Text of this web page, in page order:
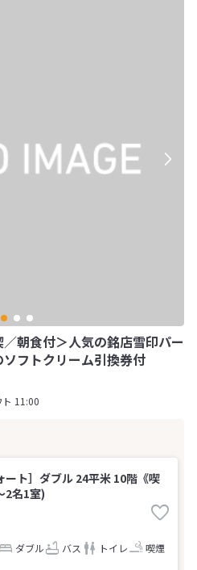
朝食付＞人気の銘店雪印パー
フトクリーム引換券付
11:00
ート］ダブル 24平米 10階《喫
2名1室)
ダブル バス トイレ 喫煙